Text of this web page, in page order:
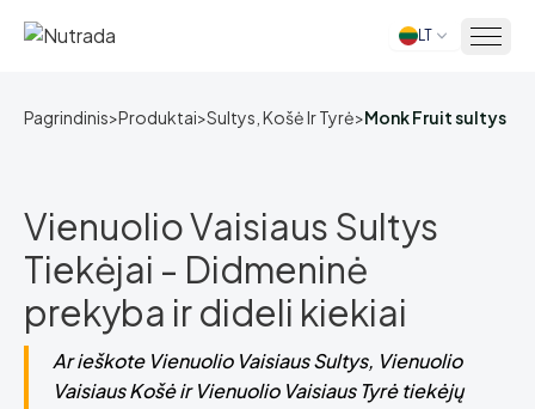
Pagrindinis LT
Pagrindinis>Produktai>Sultys, Košė Ir Tyrė>Monk Fruit sultys
Vienuolio Vaisiaus Sultys
Tiekėjai - Didmeninė
prekyba ir dideli kiekiai
Ar ieškote Vienuolio Vaisiaus Sultys, Vienuolio
Vaisiaus Košė ir Vienuolio Vaisiaus Tyrė tiekėjų